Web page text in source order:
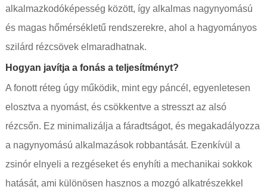
alkalmazkodóképesség között, így alkalmas nagynyomású
és magas hőmérsékletű rendszerekre, ahol a hagyományos
szilárd rézcsövek elmaradhatnak.
Hogyan javítja a fonás a teljesítményt?
A fonott réteg úgy működik, mint egy páncél, egyenletesen
elosztva a nyomást, és csökkentve a stresszt az alsó
rézcsőn. Ez minimalizálja a fáradtságot, és megakadályozza
a nagynyomású alkalmazások robbantását. Ezenkívül a
zsinór elnyeli a rezgéseket és enyhíti a mechanikai sokkok
hatását, ami különösen hasznos a mozgó alkatrészekkel